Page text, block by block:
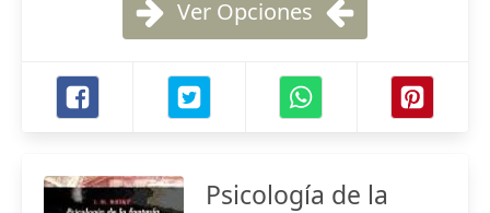
Ver Opciones
Psicología de la